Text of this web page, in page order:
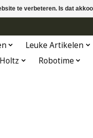
Leuke Artikelen
Robotime
te verbeteren. Is dat